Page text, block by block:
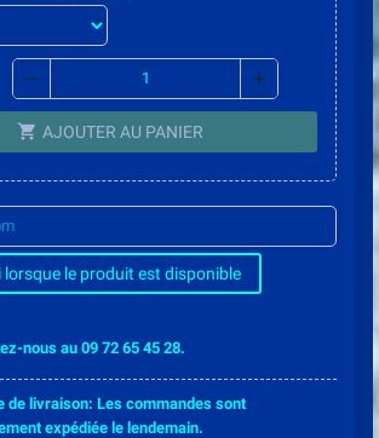
remove add
shopping_cart AJOUTER AU PANIER
lorsque le produit est disponible
nous au 09 72 65 45 28.
de livraison: Les commandes sont
expédiée le lendemain.